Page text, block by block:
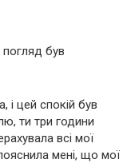
погляд був
і цей спокій був
ти три години
всі мої
мені, що мої